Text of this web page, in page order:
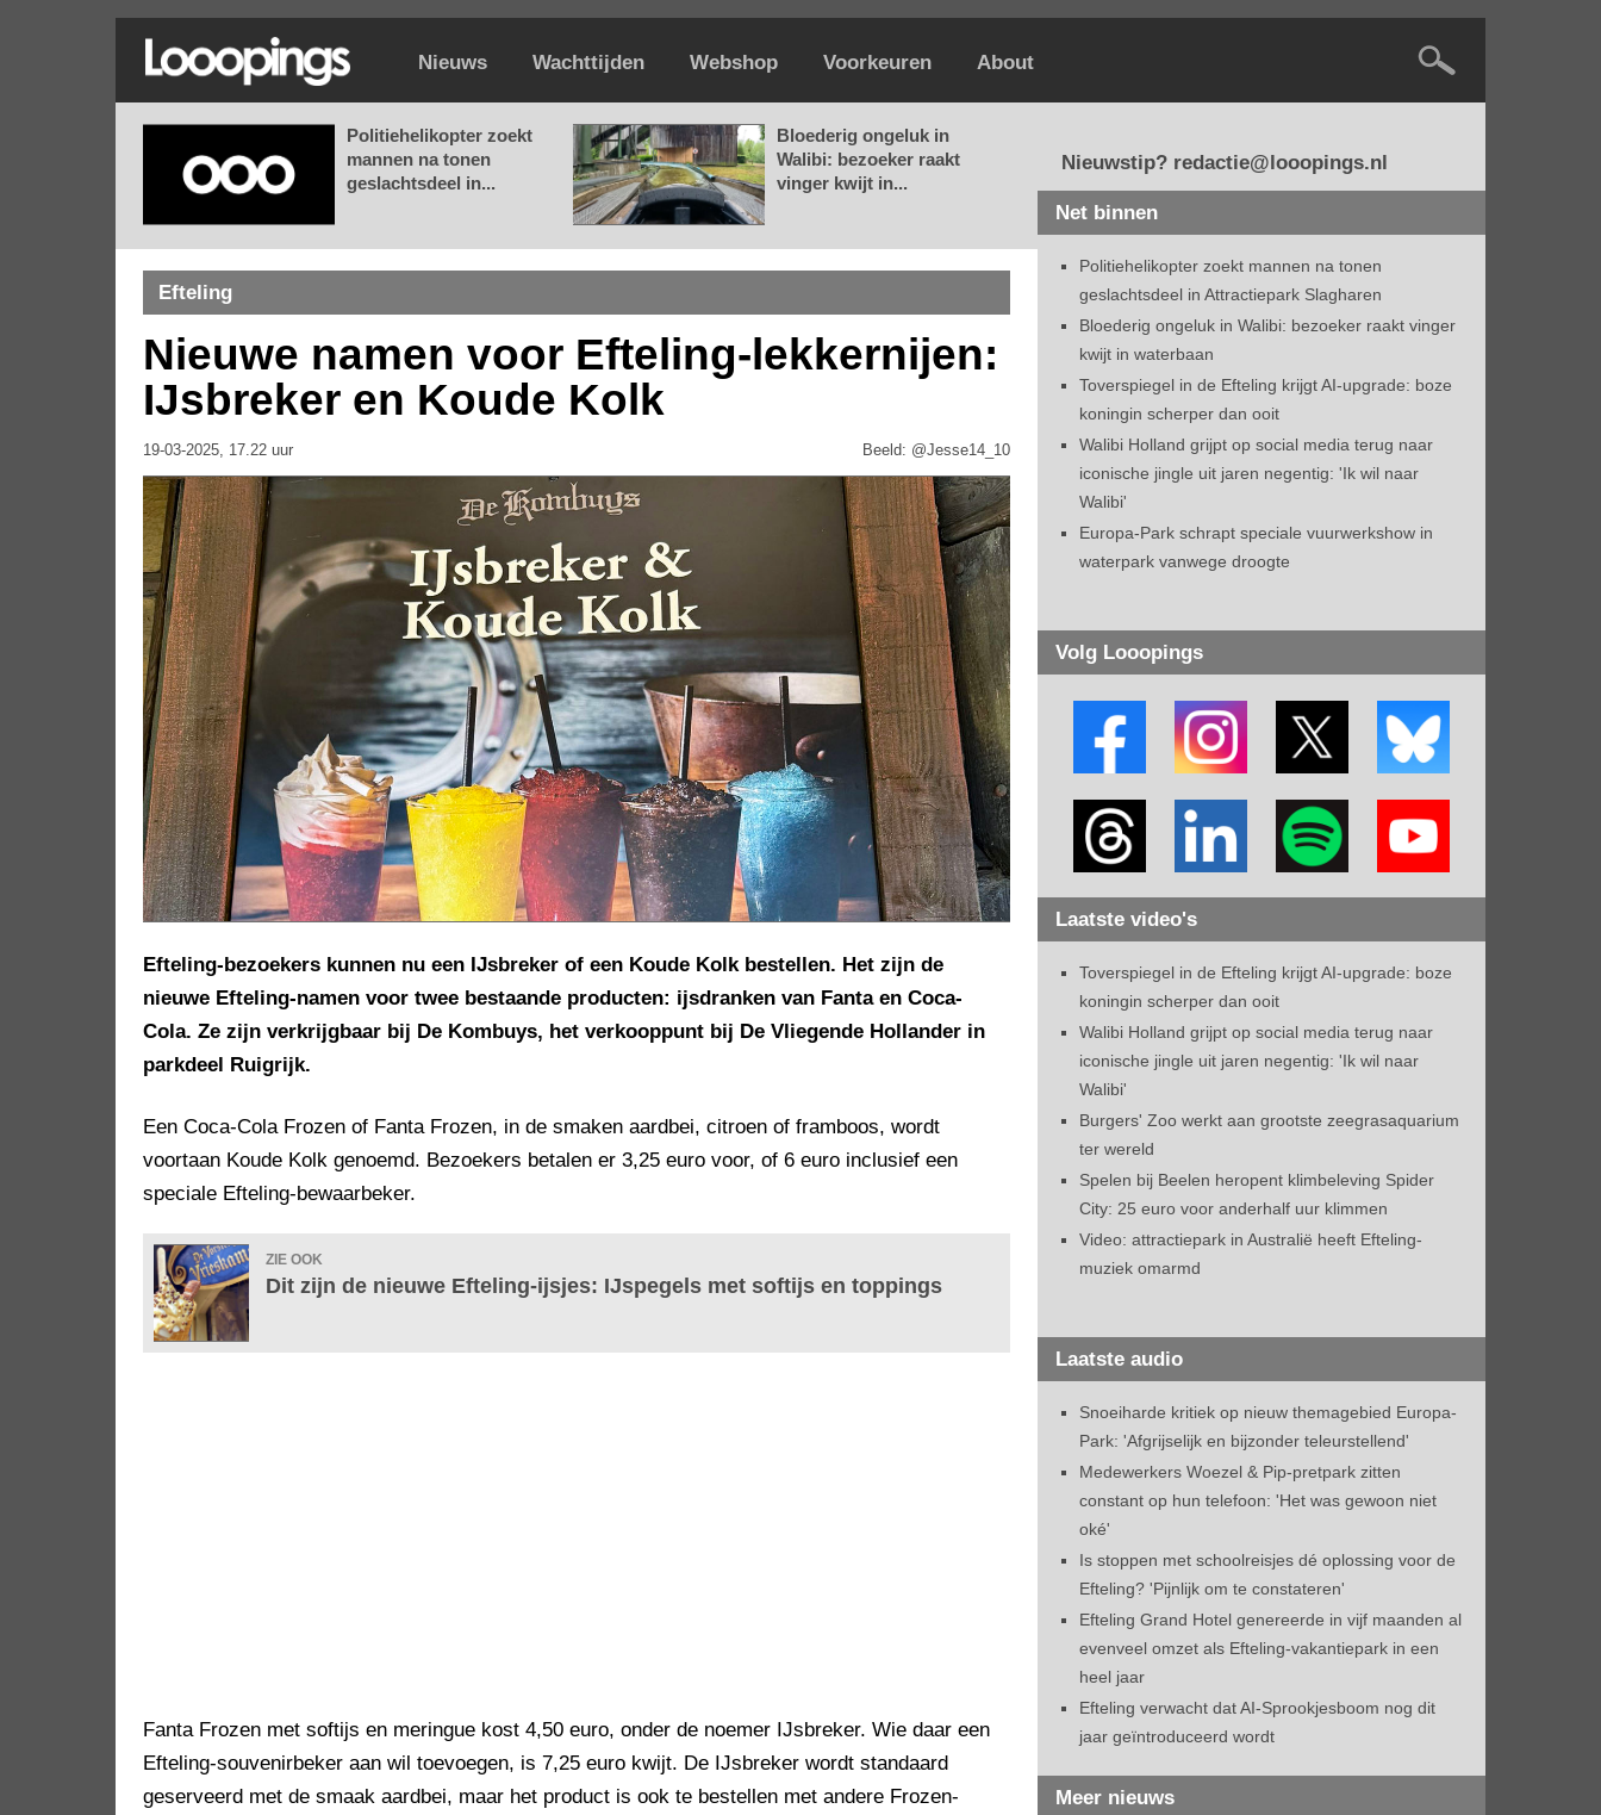
Nieuws Wachttijden Webshop Voorkeuren About
Politiehelikopter zoekt
mannen na tonen
geslachtsdeel in...
Bloederig ongeluk in
Walibi: bezoeker raakt
vinger kwijt in...
Efteling
Nieuwe namen voor Efteling-lekkernijen:
IJsbreker en Koude Kolk
19-03-2025, 17.22 uur Beeld: @Jesse14_10
Efteling-bezoekers kunnen nu een IJsbreker of een Koude Kolk bestellen. Het zijn de
nieuwe Efteling-namen voor twee bestaande producten: ijsdranken van Fanta en Coca-
Cola. Ze zijn verkrijgbaar bij De Kombuys, het verkooppunt bij De Vliegende Hollander in
parkdeel Ruigrijk.
Een Coca-Cola Frozen of Fanta Frozen, in de smaken aardbei, citroen of framboos, wordt
voortaan Koude Kolk genoemd. Bezoekers betalen er 3,25 euro voor, of 6 euro inclusief een
speciale Efteling-bewaarbeker.
ZIE OOK
Dit zijn de nieuwe Efteling-ijsjes: IJspegels met softijs en toppings
Fanta Frozen met softijs en meringue kost 4,50 euro, onder de noemer IJsbreker. Wie daar een
Efteling-souvenirbeker aan wil toevoegen, is 7,25 euro kwijt. De IJsbreker wordt standaard
geserveerd met de smaak aardbei, maar het product is ook te bestellen met andere Frozen-
Nieuwstip? redactie@looopings.nl
Net binnen
Politiehelikopter zoekt mannen na tonen
geslachtsdeel in Attractiepark Slagharen
Bloederig ongeluk in Walibi: bezoeker raakt vinger
kwijt in waterbaan
Toverspiegel in de Efteling krijgt AI-upgrade: boze
koningin scherper dan ooit
Walibi Holland grijpt op social media terug naar
iconische jingle uit jaren negentig: 'Ik wil naar
Walibi'
Europa-Park schrapt speciale vuurwerkshow in
waterpark vanwege droogte
Volg Looopings
Laatste video's
Toverspiegel in de Efteling krijgt AI-upgrade: boze
koningin scherper dan ooit
Walibi Holland grijpt op social media terug naar
iconische jingle uit jaren negentig: 'Ik wil naar
Walibi'
Burgers' Zoo werkt aan grootste zeegrasaquarium
ter wereld
Spelen bij Beelen heropent klimbeleving Spider
City: 25 euro voor anderhalf uur klimmen
Video: attractiepark in Australië heeft Efteling-
muziek omarmd
Laatste audio
Snoeiharde kritiek op nieuw themagebied Europa-
Park: 'Afgrijselijk en bijzonder teleurstellend'
Medewerkers Woezel & Pip-pretpark zitten
constant op hun telefoon: 'Het was gewoon niet
oké'
Is stoppen met schoolreisjes dé oplossing voor de
Efteling? 'Pijnlijk om te constateren'
Efteling Grand Hotel genereerde in vijf maanden al
evenveel omzet als Efteling-vakantiepark in een
heel jaar
Efteling verwacht dat AI-Sprookjesboom nog dit
jaar geïntroduceerd wordt
Meer nieuws